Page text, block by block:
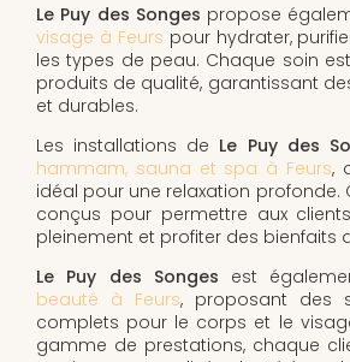
Le Puy des Songes propose
visage à Feurs pour hydrater,
les types de peau. Chaque soin
produits de qualité, garantissant
et durables.
Les installations de Le Puy des
hammam, sauna et spa à Feurs,
idéal pour une relaxation profonde.
conçus pour permettre aux
pleinement et profiter des bienfaits
Le Puy des Songes est
beauté à Feurs, proposant des
complets pour le corps et le
gamme de prestations, chaque